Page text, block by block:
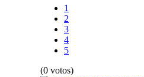
1
2
3
4
5
(0 votos)